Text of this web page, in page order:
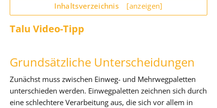
Inhaltsverzeichnis [anzeigen]
Talu Video-Tipp
Grundsätzliche Unterscheidungen
Zunächst muss zwischen Einweg- und Mehrwegpaletten
unterschieden werden. Einwegpaletten zeichnen sich durch
eine schlechtere Verarbeitung aus, die sich vor allem in